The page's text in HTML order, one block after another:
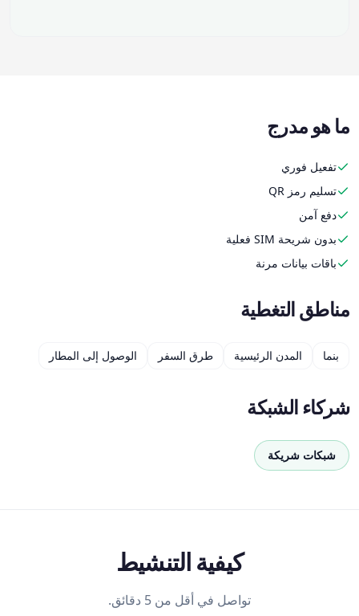
ما هو مدرج
تفعيل فوري
تسليم رمز QR
دفع آمن
بدون شريحة SIM فعلية
باقات بيانات مرنة
مناطق التغطية
بنما المدن الرئيسية طرق السفر الوصول إلى المطار
شركاء الشبكة
شبكات شريكة
كيفية التنشيط
تواصل في أقل من 5 دقائق.